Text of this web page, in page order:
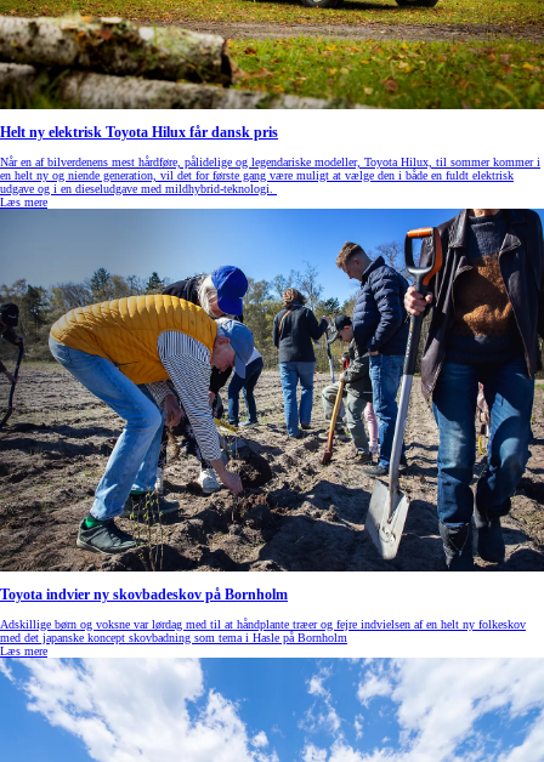
Helt ny elektrisk Toyota Hilux får dansk pris
Når en af bilverdenens mest hårdføre, pålidelige og legendariske modeller, Toyota Hilux, til sommer kommer i
en helt ny og niende generation, vil det for første gang være muligt at vælge den i både en fuldt elektrisk
udgave og i en dieseludgave med mildhybrid-teknologi.
Læs mere
Toyota indvier ny skovbadeskov på Bornholm
Adskillige børn og voksne var lørdag med til at håndplante træer og fejre indvielsen af en helt ny folkeskov
med det japanske koncept skovbadning som tema i Hasle på Bornholm
Læs mere